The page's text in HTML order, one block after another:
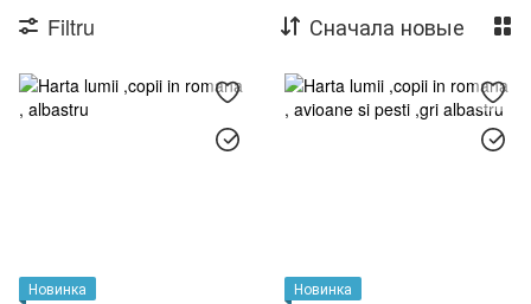
Filtru Сначала новые
Новинка Новинка